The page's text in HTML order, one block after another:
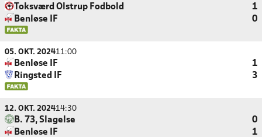
Toksværd Olstrup Fodbold
1
Benløse IF
0
05. OKT. 202411:00
Benløse IF
1
Ringsted IF
3
12. OKT. 202414:30
B. 73, Slagelse
0
Benløse IF
1